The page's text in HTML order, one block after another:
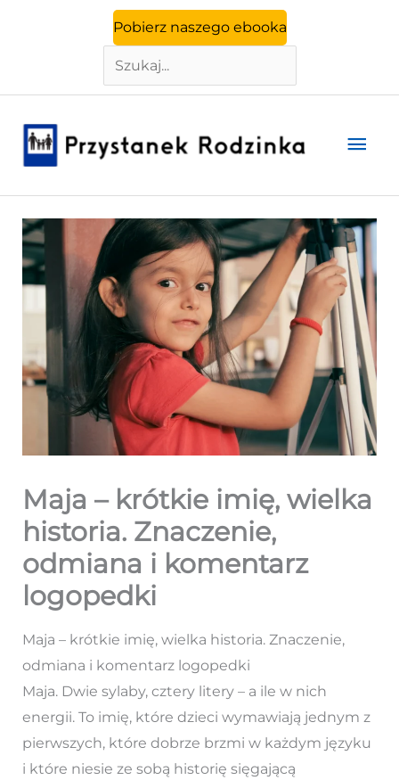
Pobierz naszego ebooka
Szukaj
Maja – krótkie imię, wielka
historia. Znaczenie,
odmiana i komentarz
logopedki
Maja – krótkie imię, wielka historia. Znaczenie,
odmiana i komentarz logopedki
Maja. Dwie sylaby, cztery litery – a ile w nich
energii. To imię, które dzieci wymawiają jednym z
pierwszych, które dobrze brzmi w każdym języku
i które niesie ze sobą historię sięgającą